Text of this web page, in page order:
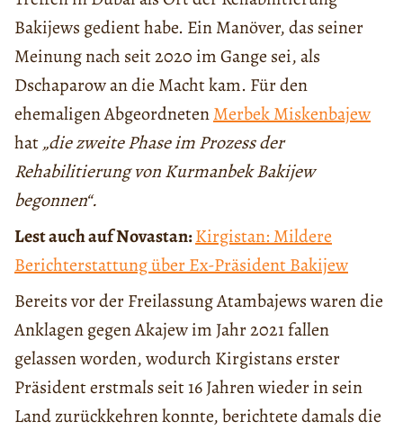
Bakijews gedient habe. Ein Manöver, das seiner
Meinung nach seit 2020 im Gange sei, als
Dschaparow an die Macht kam. Für den
ehemaligen AbgeordnetenMerbek Miskenbajew
hat„die zweite Phase im Prozess der
Rehabilitierung von Kurmanbek Bakijew
begonnen“.
Lest auch auf Novastan:Kirgistan: Mildere
Berichterstattung über Ex-Präsident Bakijew
Bereits vor der Freilassung Atambajews waren die
Anklagen gegen Akajew im Jahr 2021 fallen
gelassen worden, wodurch Kirgistans erster
Präsident erstmals seit 16 Jahren wieder in sein
Land zurückkehren konnte, berichtete damals die